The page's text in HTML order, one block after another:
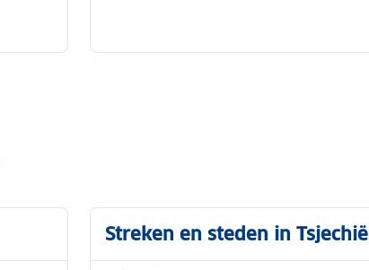
Streken en steden in Tsjechië